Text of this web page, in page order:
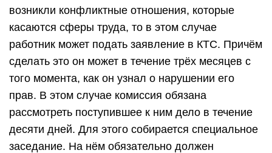
возникли конфликтные отношения, которые
касаются сферы труда, то в этом случае
работник может подать заявление в КТС. Причём
сделать это он может в течение трёх месяцев с
того момента, как он узнал о нарушении его
прав. В этом случае комиссия обязана
рассмотреть поступившее к ним дело в течение
десяти дней. Для этого собирается специальное
заседание. На нём обязательно должен